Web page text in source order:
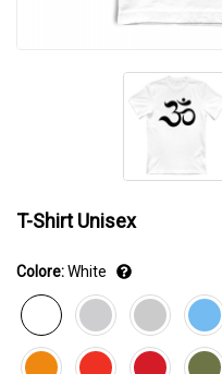
T-Shirt Unisex
Colore:White